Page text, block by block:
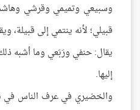
وسبيعي وتميمي وقرشي
قبيلي؛ لأنه ينتمي إلى قبيلة،
يقال: حنفي ورَبَعي وما أشبه
إليها.
والخضيري في عرف الناس في